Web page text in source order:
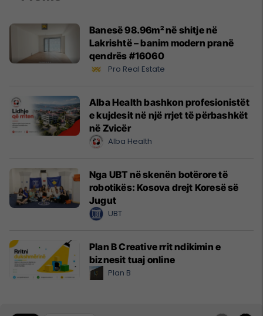
Banesë 98.96m² në shitje në
Lakrishtë – banim modern pranë
qendrës #16060
Pro Real Estate
Alba Health bashkon profesionistët
e kujdesit në një rrjet të përbashkët
në Zvicër
Alba Health
Nga UBT në skenën botërore të
robotikës: Kosova drejt Koresë së
Jugut
UBT
Plan B Creative rrit ndikimin e
biznesit tuaj online
Plan B